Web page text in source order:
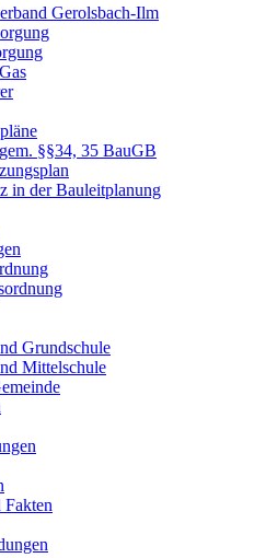
Gerolsbach-Ilm
§§34, 35 BauGB
in der Bauleitplanung
Grundschule
Mittelschule
Fakten